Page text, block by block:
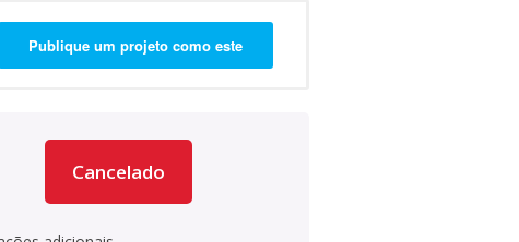
Publique um projeto como este
Cancelado